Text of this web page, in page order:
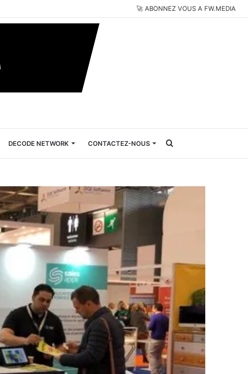
🚀 ABONNEZ VOUS A FW.MEDIA
DECODE NETWORK CONTACTEZ-NOUS Rechercher